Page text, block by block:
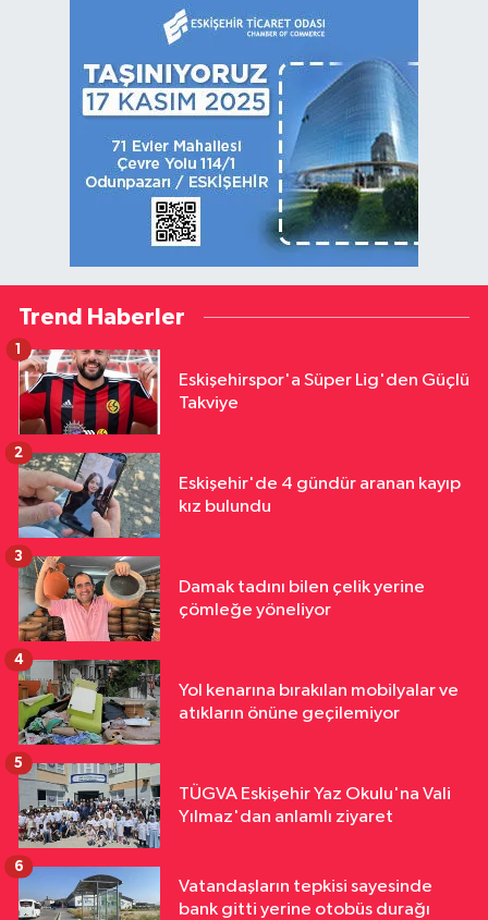
Trend Haberler
Eskişehirspor'a Süper Lig'den Güçlü
Takviye
1
Eskişehir'de 4 gündür aranan kayıp
kız bulundu
2
Damak tadını bilen çelik yerine
çömleğe yöneliyor
3
Yol kenarına bırakılan mobilyalar ve
atıkların önüne geçilemiyor
4
TÜGVA Eskişehir Yaz Okulu'na Vali
Yılmaz'dan anlamlı ziyaret
5
Vatandaşların tepkisi sayesinde
bank gitti yerine otobüs durağı
6